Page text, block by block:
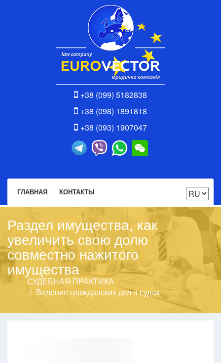
+38 (099) 5182838
+38 (098) 1891818
+38 (093) 1907047
ГЛАВНАЯ КОНТАКТЫ
Раздел имущества, как
увеличить свою долю
совместно нажитого
имущества
СУДЕБНАЯ ПРАКТИКА
Ведение гражданских дел в судах